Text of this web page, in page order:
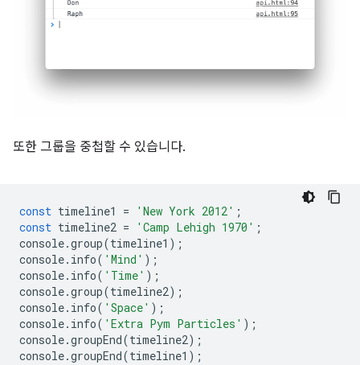
또한 그룹을 중첩할 수 있습니다.
const timeline1 = 'New York 2012' ;
const timeline2 = 'Camp Lehigh 1970' ;
console.group(timeline1 );
console. info( 'Mind' );
console. info( 'Time' );
console.group(timeline2);
console. info( 'Space' );
console. info( 'Extra Pym Particles' );
console.groupEnd(timeline2);
console.groupEnd(timeline1 );